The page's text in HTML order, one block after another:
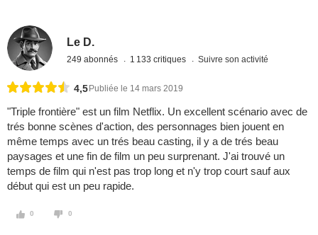
Le D.
249 abonnés 1 133 critiques Suivre son activité
4,5 Publiée le 14 mars 2019
"Triple frontière" est un film Netflix. Un excellent scénario avec de
trés bonne scènes d'action, des personnages bien jouent en
même temps avec un trés beau casting, il y a de trés beau
paysages et une fin de film un peu surprenant. J'ai trouvé un
temps de film qui n'est pas trop long et n'y trop court sauf aux
début qui est un peu rapide.
0 0